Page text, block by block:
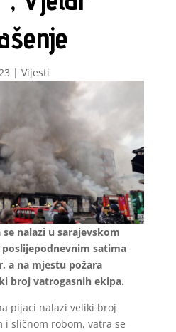
| Vijesti
nalazi u sarajevskom
satima
a na mjestu požara
broj vatrogasnih ekipa.
pijaci nalazi veliki broj
i sličnom robom, vatra se